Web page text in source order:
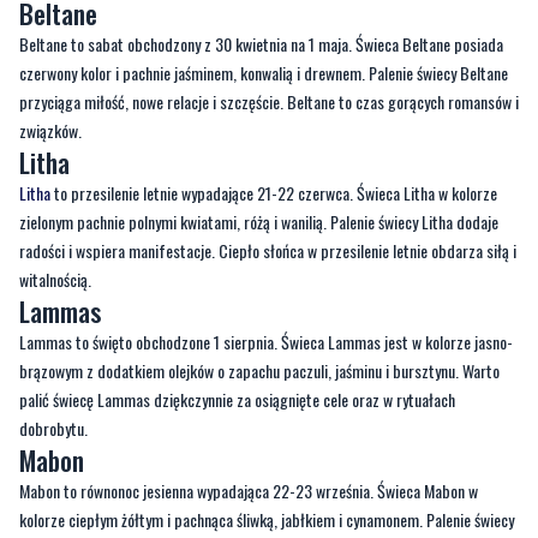
przyciąga miłość, nowe relacje i szczęście. Beltane to czas gorących romansów i
związków.
Litha
Lithato przesilenie letnie wypadające 21-22 czerwca. Świeca Litha w kolorze
zielonym pachnie polnymi kwiatami, różą i wanilią. Palenie świecy Litha dodaje
radości i wspiera manifestacje. Ciepło słońca w przesilenie letnie obdarza siłą i
witalnością.
Lammas
Lammas to święto obchodzone 1 sierpnia. Świeca Lammas jest w kolorze jasno-
brązowym z dodatkiem olejków o zapachu paczuli, jaśminu i bursztynu. Warto
palić świecę Lammas dziękczynnie za osiągnięte cele oraz w rytuałach
dobrobytu.
Mabon
Mabon to równonoc jesienna wypadająca 22-23 września. Świeca Mabon w
kolorze ciepłym żółtym i pachnąca śliwką, jabłkiem i cynamonem. Palenie świecy
Mabon wspiera magię obfitości i wprowadza radość.
Samhain
Samhain to ostatni sabat z Koła Roku przypadający z 31 października na 1